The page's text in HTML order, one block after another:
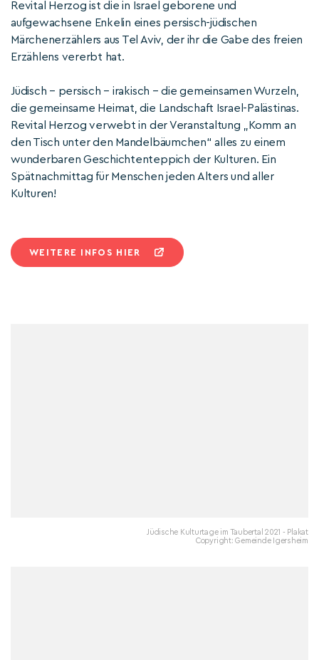
Revital Herzog ist die in Israel geborene und
aufgewachsene Enkelin eines persisch-jüdischen
Märchenerzählers aus Tel Aviv, der ihr die Gabe des freien
Erzählens vererbt hat.
Jüdisch – persisch – irakisch – die gemeinsamen Wurzeln,
die gemeinsame Heimat, die Landschaft Israel-Palästinas.
Revital Herzog verwebt in der Veranstaltung „Komm an
den Tisch unter den Mandelbäumchen“ alles zu einem
wunderbaren Geschichtenteppich der Kulturen. Ein
Spätnachmittag für Menschen jeden Alters und aller
Kulturen!
WEITERE INFOS HIER
Jüdische Kulturtage im Taubertal 2021 - Plakat
Copyright: Gemeinde Igersheim